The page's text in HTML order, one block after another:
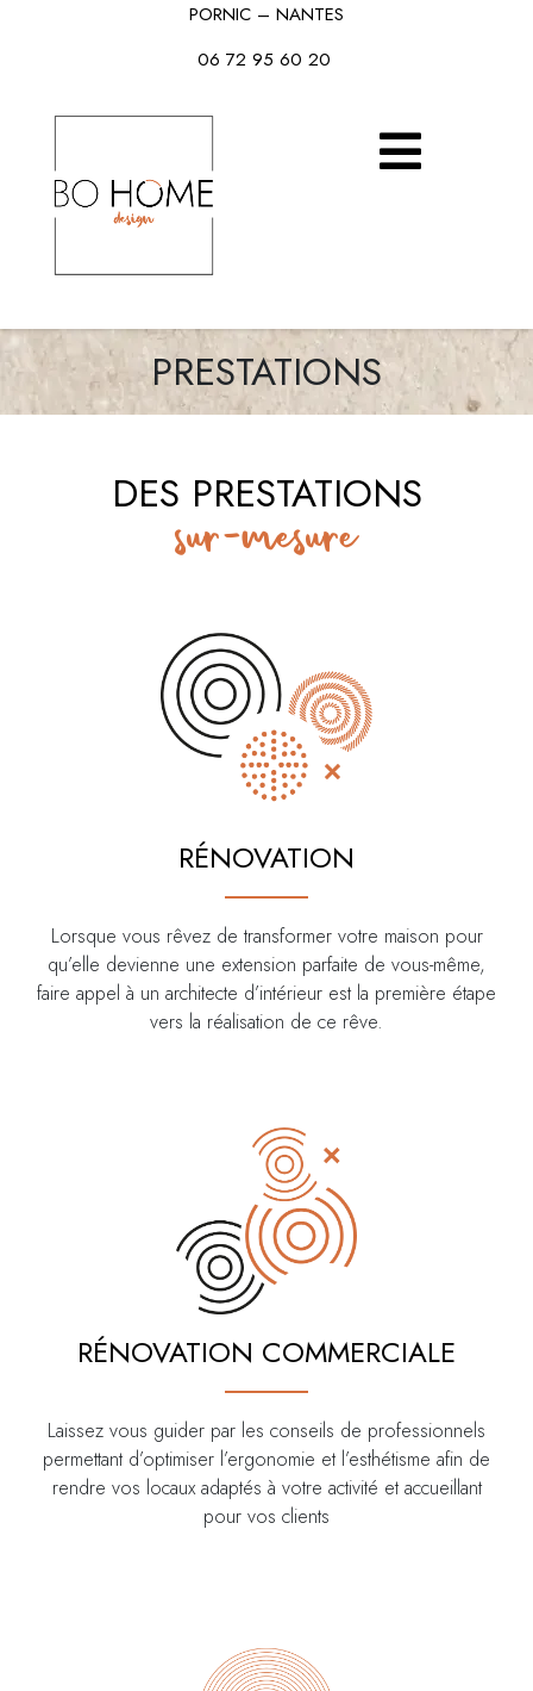
PORNIC – NANTES
06 72 95 60 20
PRESTATIONS
DES PRESTATIONS
sur-mesure
RÉNOVATION
Lorsque vous rêvez de transformer votre maison pour
qu’elle devienne une extension parfaite de vous-même,
faire appel à un architecte d’intérieur est la première étape
vers la réalisation de ce rêve.
RÉNOVATION COMMERCIALE
Laissez vous guider par les conseils de professionnels
permettant d’optimiser l’ergonomie et l’esthétisme afin de
rendre vos locaux adaptés à votre activité et accueillant
pour vos clients